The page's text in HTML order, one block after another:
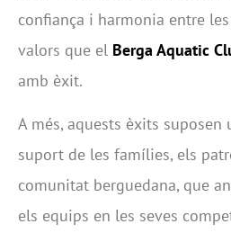
confiança i harmonia entre
valors que el Berga Aquatic
amb èxit.
A més, aquests èxits
suport de les famílies, els
comunitat berguedana, que
els equips en les seves